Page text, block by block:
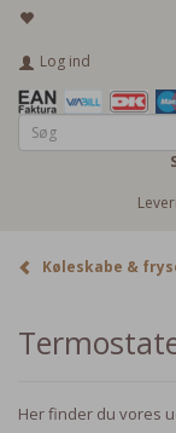
Log ind
Køleskabe &
Her finder du vores